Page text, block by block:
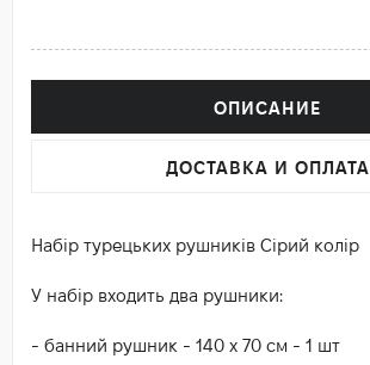
ОПИСАНИЕ
ДОСТАВКА И ОПЛАТА
Набір турецьких рушників Сірий колір
У набір входить два рушники:
- банний рушник - 140 х 70 см - 1 шт